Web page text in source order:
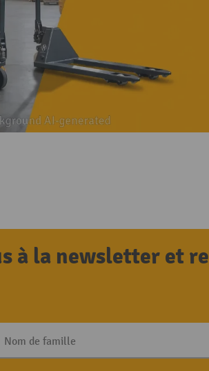
à la newsletter et
Nom de famille